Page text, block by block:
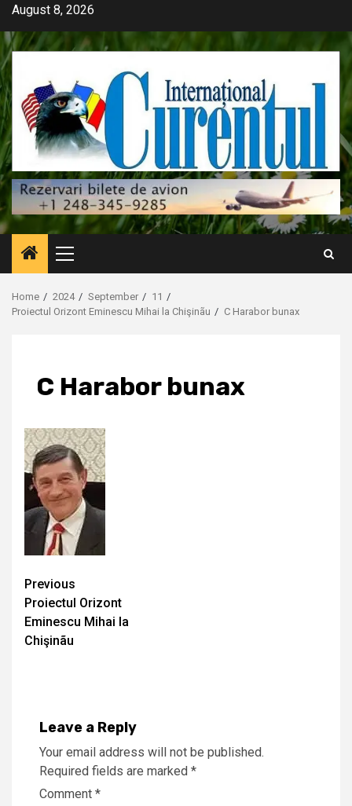
Skip
content
August 8, 2026
Primary
Menu
Home 2024 September
11
Proiectul Orizont Eminescu Mihai la Chişinãu
C Harabor bunax
C Harabor bunax
Continue
Reading
Previous
Proiectul Orizont
Eminescu Mihai la
Chişinãu
Leave a Reply
Your email address will not be published.
Required fields are marked *
Comment *